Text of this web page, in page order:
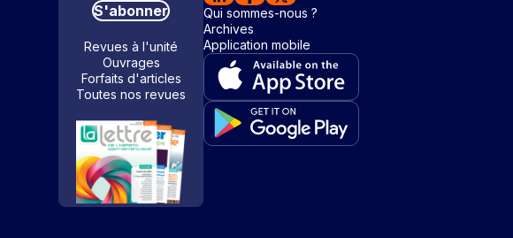
S'abonner
Revues à l'unité
Ouvrages
Forfaits d'articles
Toutes nos revues
Qui sommes-nous ?
Archives
Application mobile